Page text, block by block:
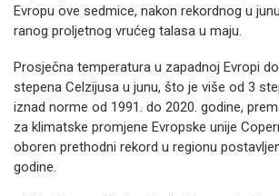
Evropu ove sedmice, nakon rekordnog u
ranog proljetnog vrućeg talasa u maju.
Prosječna temperatura u zapadnoj Evropi
stepena Celzijusa u junu, što je više od 3
iznad norme od 1991. do 2020. godine,
za klimatske promjene Evropske unije
oboren prethodni rekord u regionu
godine.